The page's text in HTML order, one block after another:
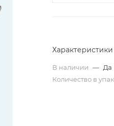
Характеристики
В наличии — Да
Количество в